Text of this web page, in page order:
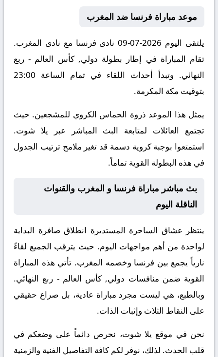
موعد مباراة فرنسا ضد المغرب
يلتقى اليوم 2026-07-09 نادى فرنسا مع نادى المغرب.
تقام المباراة في إطار بطولة دولي, كأس العالم - ربع
النهائي. وتبدأ أحداث اللقاء في تمام الساعة 23:00
بتوقيت مكة المكرمة.
يمثل هذا الموعد ذروة الحماس الكروي للمشجعين. حيث
تجتمع العائلات لمتابعة البث المباشر عبر يلا شوت.
استمتعوا بوجبة كروية دسمة قد تغير ملامح ترتيب الجدول
في هذه البطولة القوية تماماً.
بث مباشر مباراة فرنسا و المغرب والقنوات
الناقلة اليوم
ينتظر عشاق الساحرة المستديرة انطلاق صافرة البداية
لواحدة من أهم مواجهات اليوم. حيث يترقب الجميع لقاءً
نارياً يجمع بين فرنسا وخصمه المغرب. تأتي هذه المباراة
القوية ضمن منافسات دولي, كأس العالم - ربع النهائي.
وبالطبع، هي ليست مجرد مباراة عادية، بل صراع حقيقي
على النقاط الثلاث وإثبات الذات.
نحن في موقع يلا شوت، نحرص دائماً على وضعكم في
قلب الحدث. لذلك، نوفر لكم كافة التفاصيل الفنية والزمنية